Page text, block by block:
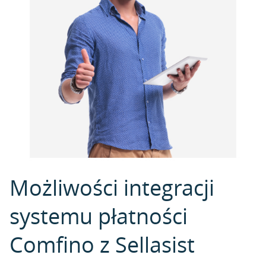
Możliwości integracji
systemu płatności
Comfino z Sellasist